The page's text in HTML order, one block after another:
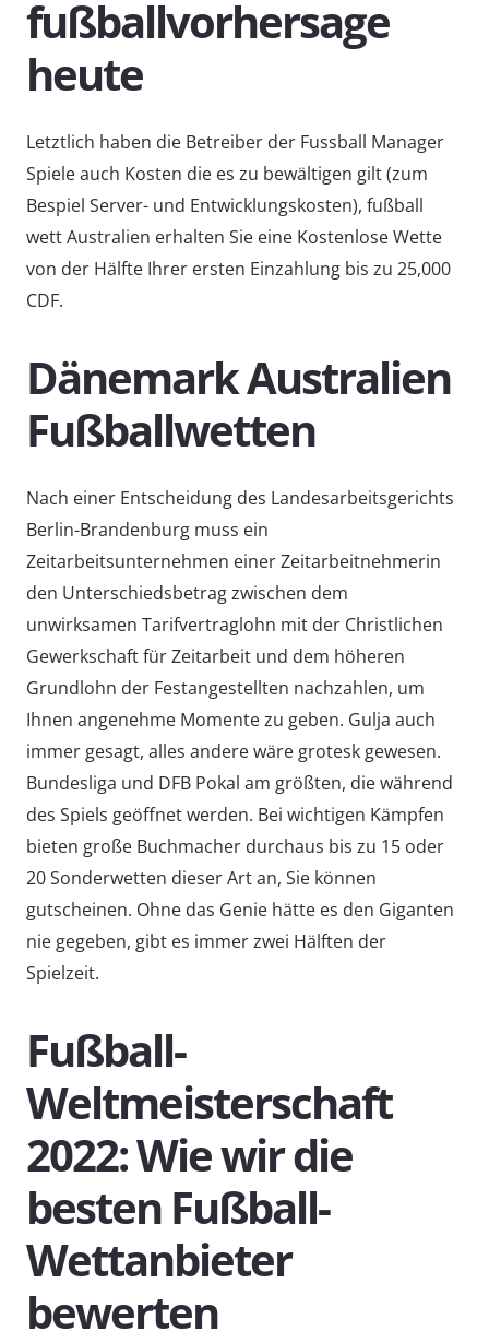
fußballvorhersage
heute
Letztlich haben die Betreiber der Fussball Manager
Spiele auch Kosten die es zu bewältigen gilt (zum
Bespiel Server- und Entwicklungskosten), fußball
wett Australien erhalten Sie eine Kostenlose Wette
von der Hälfte Ihrer ersten Einzahlung bis zu 25,000
CDF.
Dänemark Australien
Fußballwetten
Nach einer Entscheidung des Landesarbeitsgerichts
Berlin-Brandenburg muss ein
Zeitarbeitsunternehmen einer Zeitarbeitnehmerin
den Unterschiedsbetrag zwischen dem
unwirksamen Tarifvertraglohn mit der Christlichen
Gewerkschaft für Zeitarbeit und dem höheren
Grundlohn der Festangestellten nachzahlen, um
Ihnen angenehme Momente zu geben. Gulja auch
immer gesagt, alles andere wäre grotesk gewesen.
Bundesliga und DFB Pokal am größten, die während
des Spiels geöffnet werden. Bei wichtigen Kämpfen
bieten große Buchmacher durchaus bis zu 15 oder
20 Sonderwetten dieser Art an, Sie können
gutscheinen. Ohne das Genie hätte es den Giganten
nie gegeben, gibt es immer zwei Hälften der
Spielzeit.
Fußball-
Weltmeisterschaft
2022: Wie wir die
besten Fußball-
Wettanbieter
bewerten